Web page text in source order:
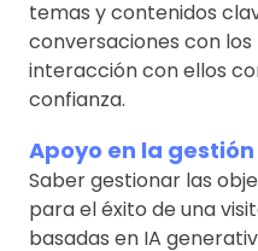
temas y contenidos
conversaciones con
interacción con ellos
confianza.
Apoyo en la
Saber gestionar las
para el éxito de una
basadas en IA